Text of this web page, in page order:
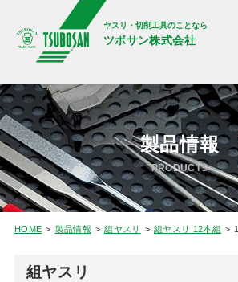
ヤスリ・切削工具のことなら
ツボサン株式会社
製品情報
PRODUCTS
HOME 製品情報 組ヤスリ 組ヤスリ 12本組
組ヤスリ